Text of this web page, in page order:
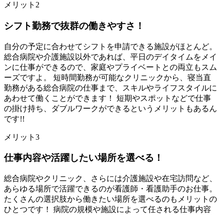
メリット2
シフト勤務で抜群の働きやすさ！
自分の予定に合わせてシフトを申請できる施設がほとんど。
総合病院や介護施設以外であれば、平日のデイタイムをメイ
ンに仕事ができるので、家庭やプライベートとの両立もスム
ーズですよ。 短時間勤務が可能なクリニックから、寝当直
勤務がある総合病院の仕事まで、スキルやライフスタイルに
あわせて働くことができます！ 短期やスポットなどで仕事
の掛け持ち、ダブルワークができるというメリットもあるん
です!!
メリット3
仕事内容や活躍したい場所を選べる！
総合病院やクリニック、さらには介護施設や在宅訪問など、
あらゆる場所で活躍できるのが看護師・看護助手のお仕事。
たくさんの選択肢から働きたい場所を選べるのもメリットの
ひとつです！ 病院の規模や施設によって任される仕事内容